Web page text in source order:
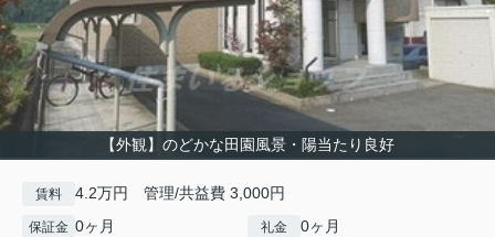
【外観】のどかな田園風景・陽当たり良好
賃料 4.2万円 管理/共益費 3,000円
保証金 0ヶ月 礼金 0ヶ月